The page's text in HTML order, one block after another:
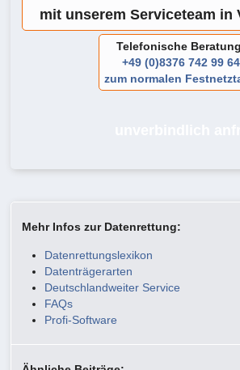
mit unserem Serviceteam in
Telefonische
+49 (0)8376 742 99 64
zum normalen
Mehr Infos zur Datenrettung:
Datenrettungslexikon
Datenträgerarten
Deutschlandweiter Service
FAQs
Profi-Software